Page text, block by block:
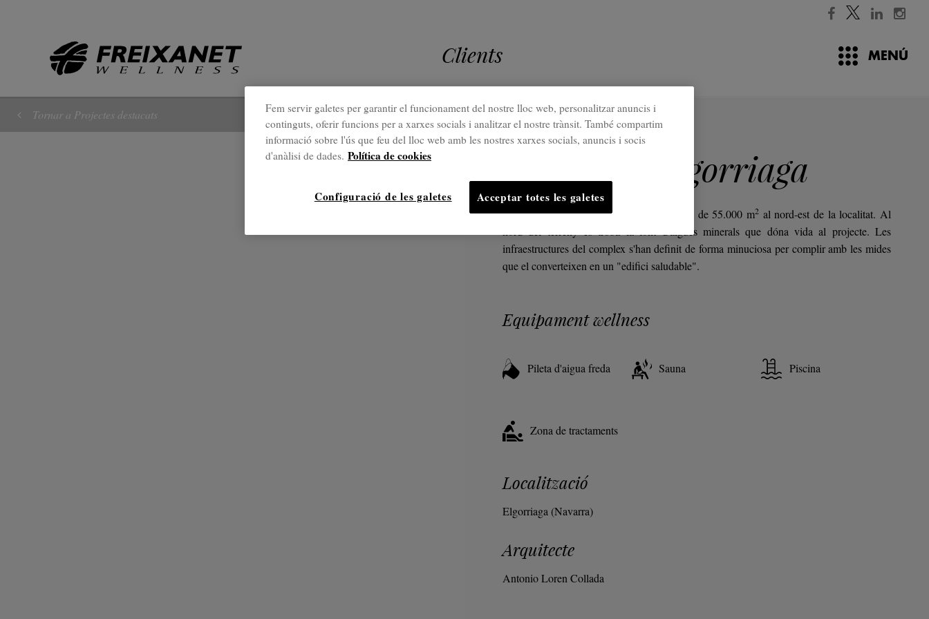
Clients MENÚ
Tornar a Projectes destacats
Projectes destacats
Balneario Elgorriaga
El Balneario Elgorriaga s'estén a una finca de 55.000 m2 al nord-est de la localitat. Al
nord del terreny es troba la font d'aigües minerals que dóna vida al projecte. Les
infraestructures del complex s'han definit de forma minuciosa per complir amb les mides
que el converteixen en un "edifici saludable".
Equipament wellness
Pileta d'aigua freda Sauna Piscina
Zona de tractaments
Localització
Elgorriaga (Navarra)
Arquitecte
Antonio Loren Collada
Fem servir galetes per garantir el funcionament del nostre lloc web, personalitzar anuncis i
continguts, oferir funcions per a xarxes socials i analitzar el nostre trànsit. També compartim
informació sobre l'ús que feu del lloc web amb les nostres xarxes socials, anuncis i socis
d'anàlisi de dades. Política de cookies
Acceptar totes les galetes
Configuració de les galetes